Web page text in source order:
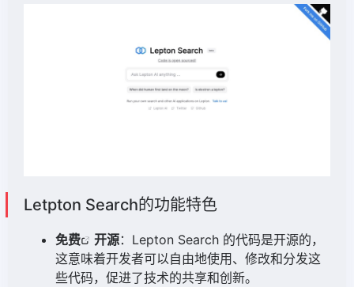
Letpton Search的功能特色
免费 开源：Lepton Search 的代码是开源的，
这意味着开发者可以自由地使用、修改和分发这
些代码，促进了技术的共享和创新。